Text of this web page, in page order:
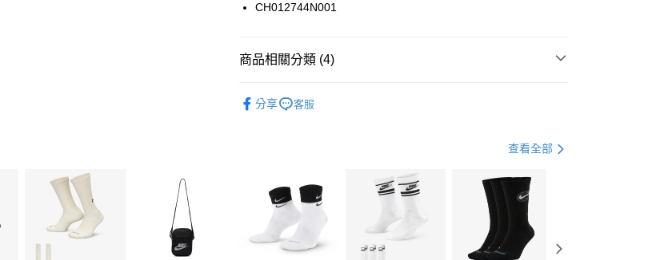
國泰世華商業銀行
聯邦商業銀行
台新國際商業銀行
【關於「AFTEE先享後付」】
３．安心：先確認商品／服務後，再付款。
【「AFTEE先享後付」結帳流程】
１．於結帳方式選擇「AFTEE先享後付」後，將跳轉至「AFTEE先享後
付」結帳頁面，進行簡訊認證並確認金額後，即可完成結帳。
２．訂單成立數日內，您將收到繳費通知簡訊。
每筆NT$100，滿NT$1,500(含以上)免運費
每筆NT$100，滿NT$1,500(含以上)免運費
CH012744N001
商品相關分類 (4)
分享 客服
查看全部